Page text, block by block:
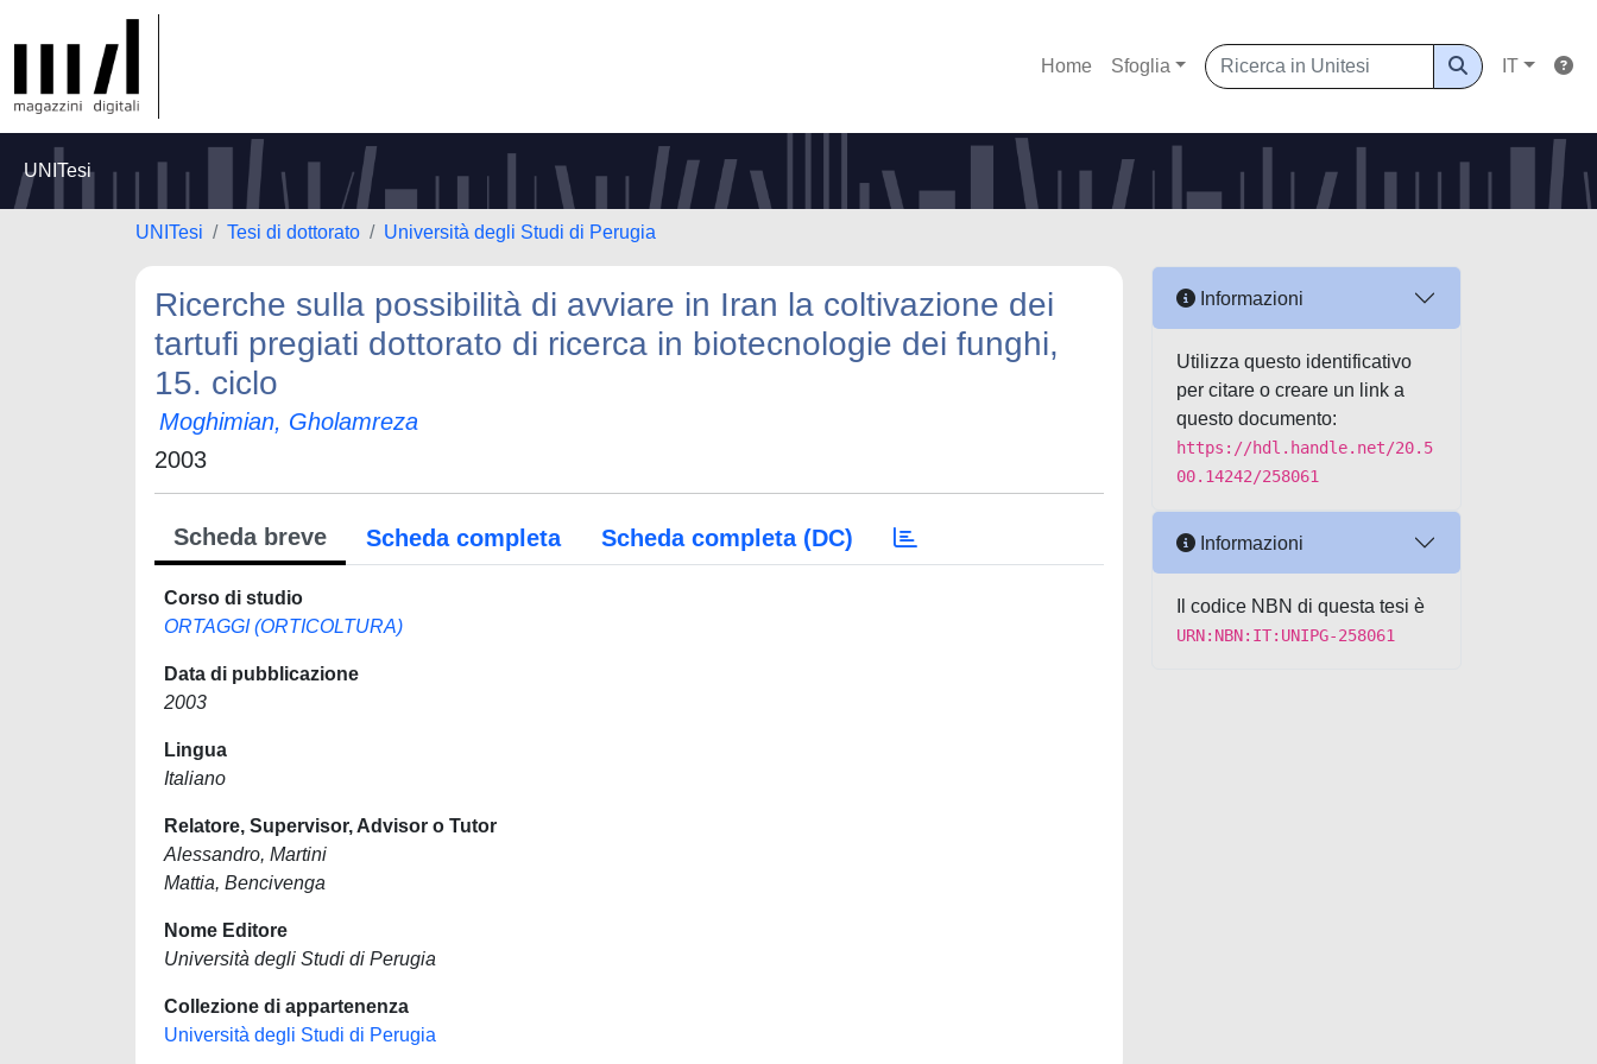
Home Sfoglia IT
UNITesi
UNITesi Tesi di dottorato Università degli Studi di Perugia
Ricerche sulla possibilità di avviare in Iran la coltivazione dei
tartufi pregiati dottorato di ricerca in biotecnologie dei funghi,
15. ciclo
Moghimian, Gholamreza
2003
Scheda breve Scheda completa Scheda completa (DC)
Corso di studio
ORTAGGI (ORTICOLTURA)
Data di pubblicazione
2003
Lingua
Italiano
Relatore, Supervisor, Advisor o Tutor
Alessandro, Martini
Mattia, Bencivenga
Nome Editore
Università degli Studi di Perugia
Collezione di appartenenza
Università degli Studi di Perugia
Informazioni
Utilizza questo identificativo
per citare o creare un link a
questo documento:
https://hdl.handle.net/20.5
00.14242/258061
Informazioni
Il codice NBN di questa tesi è
URN:NBN:IT:UNIPG-258061